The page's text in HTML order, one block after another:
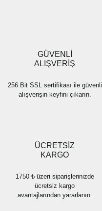
GÜVENLİ
ALIŞVERİŞ
256 Bit SSL sertifikası ile güvenli
alışverişin keyfini çıkarın.
ÜCRETSİZ
KARGO
1750 ₺ üzeri siparişlerinizde
ücretsiz kargo
avantajlarından yararlanın.